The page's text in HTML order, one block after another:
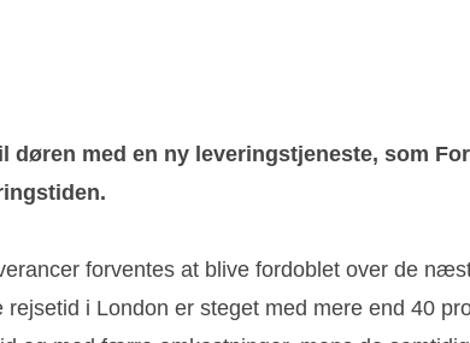
med en ny leveringstjeneste, som
forventes at blive fordoblet over de
i London er steget med mere end 40